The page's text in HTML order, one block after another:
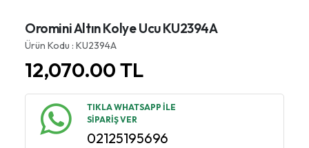
Oromini Altın Kolye Ucu KU2394A
Ürün Kodu : KU2394A
12,070.00TL
TIKLA WHATSAPP İLE
SİPARİŞ VER
02125195696